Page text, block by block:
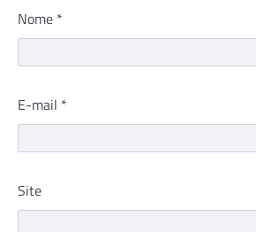
Nome *
E-mail *
Site